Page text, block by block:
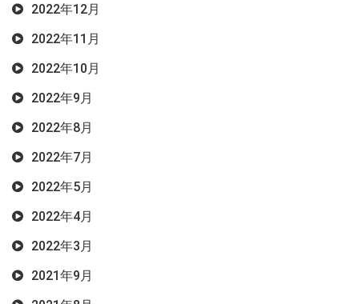
2022年12月
2022年11月
2022年10月
2022年9月
2022年8月
2022年7月
2022年5月
2022年4月
2022年3月
2021年9月